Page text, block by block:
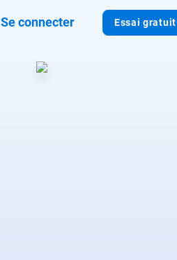
Essai gratuit
Se connecter